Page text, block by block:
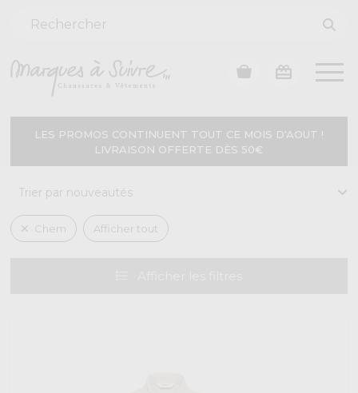
LES PROMOS CONTINUENT TOUT CE MOIS D'AOUT !
LIVRAISON OFFERTE DÈS 50€
Chem Afficher tout